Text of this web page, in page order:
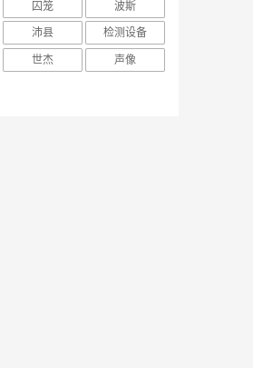
囚笼
波斯
沛县
检测设备
世杰
声像